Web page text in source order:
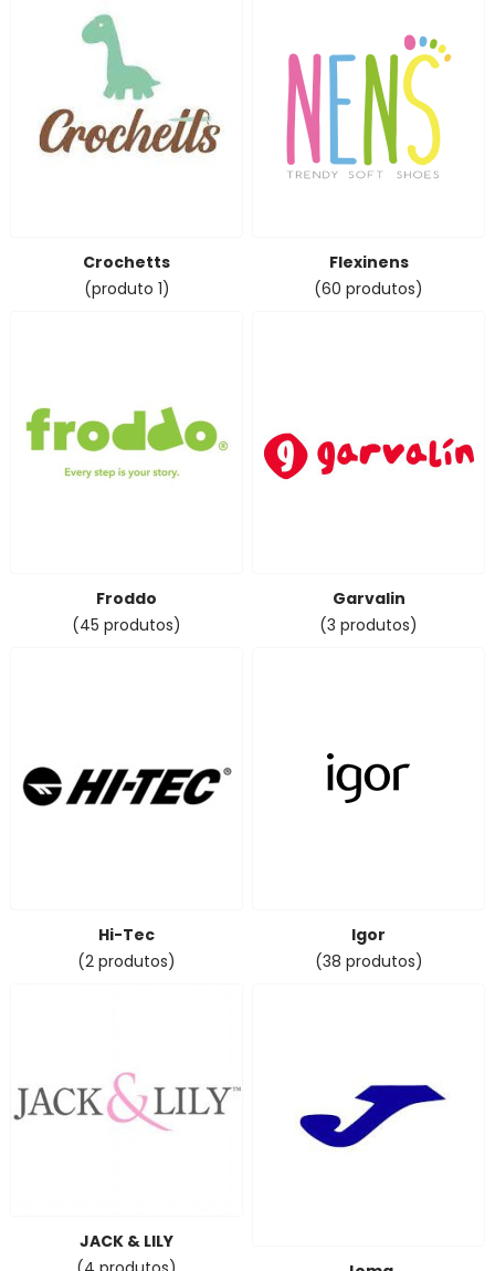
Crochetts
(produto 1)
Flexinens
(60 produtos)
Froddo
(45 produtos)
Garvalin
(3 produtos)
Hi-Tec
(2 produtos)
Igor
(38 produtos)
JACK & LILY